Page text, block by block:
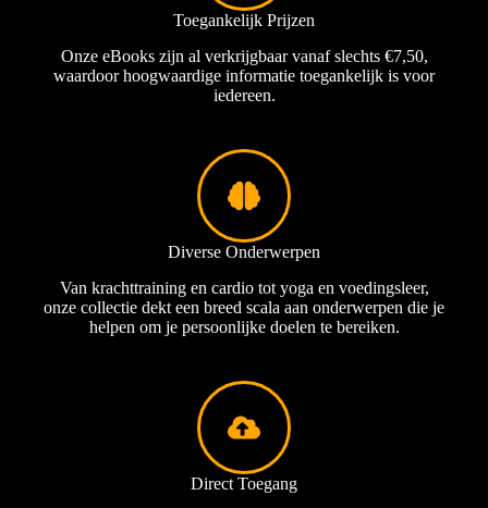
eBook: Voedingsgids (NL)
€10,00
Toegankelijk Prijzen
Onze eBooks zijn al verkrijgbaar vanaf slechts €7,50,
waardoor hoogwaardige informatie toegankelijk is voor
iedereen.
Diverse Onderwerpen
Van krachttraining en cardio tot yoga en voedingsleer,
onze collectie dekt een breed scala aan onderwerpen die je
helpen om je persoonlijke doelen te bereiken.
Direct Toegang